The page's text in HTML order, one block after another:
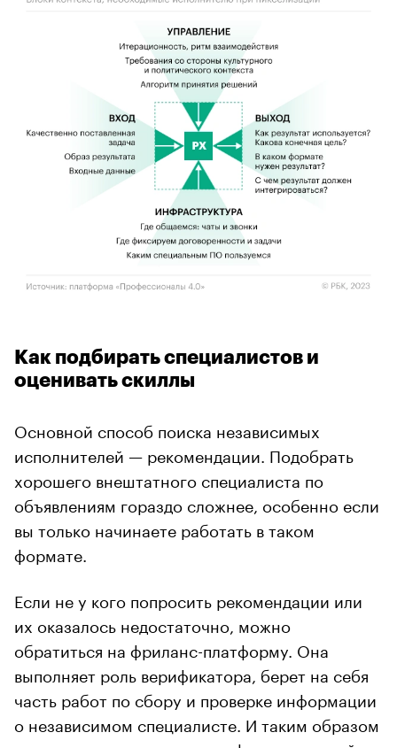
Как подбирать специалистов и
оценивать скиллы
Основной способ поиска независимых
исполнителей — рекомендации. Подобрать
хорошего внештатного специалиста по
объявлениям гораздо сложнее, особенно если
вы только начинаете работать в таком
формате.
Если не у кого попросить рекомендации или
их оказалось недостаточно, можно
обратиться на фриланс-платформу. Она
выполняет роль верификатора, берет на себя
часть работ по сбору и проверке информации
о независимом специалисте. И таким образом